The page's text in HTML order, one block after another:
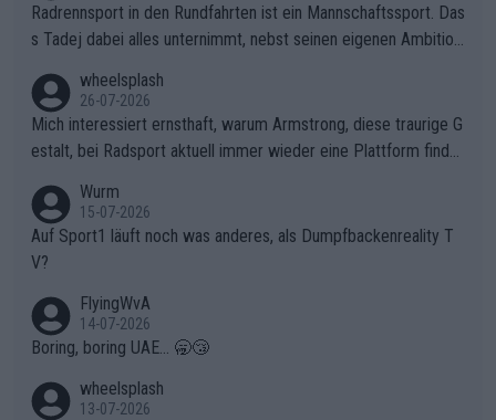
Radrennsport in den Rundfahrten ist ein Mannschaftssport. Das
s Tadej dabei alles unternimmt, nebst seinen eigenen Ambition
ganze Team auch mental stark zu machen und konkret am Erf
olg teilzuhaben, ist ihm ganz hoch anzurechnen. Das ist ein Zei
chen weit über den Radsport hinaus.
wheelsplash
26-07-2026
Mich interessiert ernsthaft, warum Armstrong, diese traurige G
estalt, bei Radsport aktuell immer wieder eine Plattform finde
Wurm
15-07-2026
Auf Sport1 läuft noch was anderes, als Dumpfbackenreality T
V?
FlyingWvA
14-07-2026
Boring, boring UAE... 🥱😴
wheelsplash
13-07-2026